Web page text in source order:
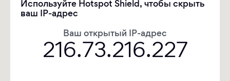
Используйте Hotspot Shield, чтобы скрыть
ваш IP-адрес
Ваш открытый IP-адрес
216.73.216.227